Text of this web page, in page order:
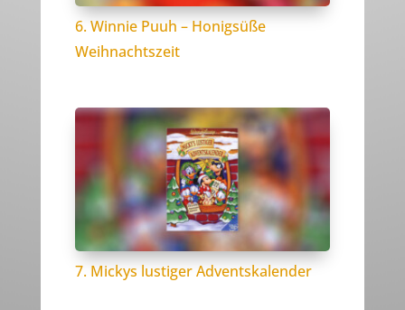
6. Winnie Puuh – Honigsüße
Weihnachtszeit
7. Mickys lustiger Adventskalender